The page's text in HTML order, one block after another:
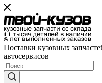
Поставки кузовных
автосервисов